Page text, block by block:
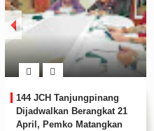
144 JCH Tanjungpinang
Dijadwalkan Berangkat 21
April, Pemko Matangkan